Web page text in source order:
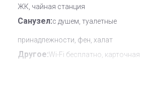
ЖК, чайная станция
Санузел:с душем, туалетные
принадлежности, фен, халат
Другое:Wi-Fi бесплатно, карточная